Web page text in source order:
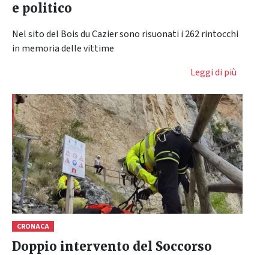
e politico
Nel sito del Bois du Cazier sono risuonati i 262 rintocchi
in memoria delle vittime
Leggi di più
CRONACA
Doppio intervento del Soccorso